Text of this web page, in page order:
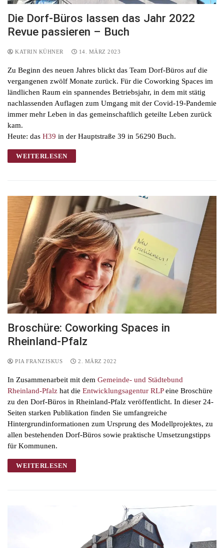
Die Dorf-Büros lassen das Jahr 2022
Revue passieren – Buch
KATRIN KÜHNER 14. MÄRZ 2023
Zu Beginn des neuen Jahres blickt das Team Dorf-Büros auf die
vergangenen zwölf Monate zurück. Für die Coworking Spaces im
ländlichen Raum ein spannendes Betriebsjahr, in dem mit stätig
nachlassenden Auflagen zum Umgang mit der Covid-19-Pandemie
immer mehr Leben in das gemeinschaftlich geteilte Leben zurück
kam.
Heute: das H39 in der Hauptstraße 39 in 56290 Buch.
WEITERLESEN
Broschüre: Coworking Spaces in
Rheinland-Pfalz
PIA FRANZISKUS 2. MÄRZ 2022
In Zusammenarbeit mit dem Gemeinde- und Städtebund
Rheinland-Pfalz hat die Entwicklungsagentur RLPeine Broschüre
zu den Dorf-Büros in Rheinland-Pfalz veröffentlicht. In dieser 24-
Seiten starken Publikation finden Sie umfangreiche
Hintergrundinformationen zum Ursprung des Modellprojektes, zu
allen bestehenden Dorf-Büros sowie praktische Umsetzungstipps
für Kommunen.
WEITERLESEN